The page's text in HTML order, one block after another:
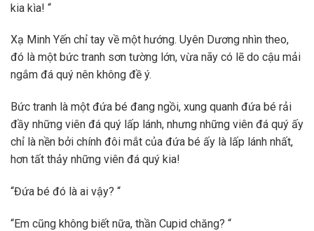
kia kìa! “
Xạ Minh Yến chỉ tay về một hướng. Uyên Dương nhìn theo,
đó là một bức tranh sơn tường lớn, vừa nãy có lẽ do cậu mải
ngắm đá quý nên không đề ý.
Bức tranh là một đứa bé đang ngồi, xung quanh đứa bé rải
đầy những viên đá quý lấp lánh, nhưng những viên đá quý ấy
chỉ là nền bởi chính đôi mắt của đứa bé ấy là lấp lánh nhất,
hơn tất thảy những viên đá quý kia!
“Đứa bé đó là ai vậy? “
“Em cũng không biết nữa, thần Cupid chăng? “